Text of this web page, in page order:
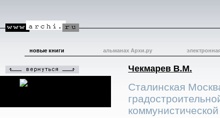
новые книги альманах Архи.ру
Чекмарев В.М.
Сталинская